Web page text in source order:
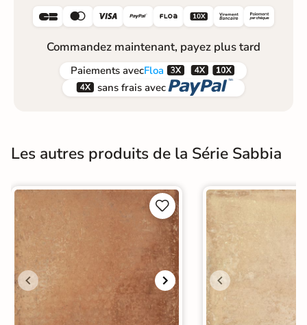
     
Commandez maintenant, payez plus tard
Paiements avecFloa  
 sans frais avec 
Les autres produits de la Série Sabbia

